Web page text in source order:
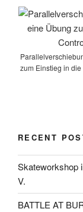
zum Einstieg in
RECENT
Skateworkshop
V.
BATTLE AT